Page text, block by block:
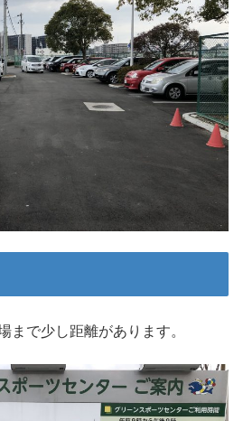
まで少し距離があります。